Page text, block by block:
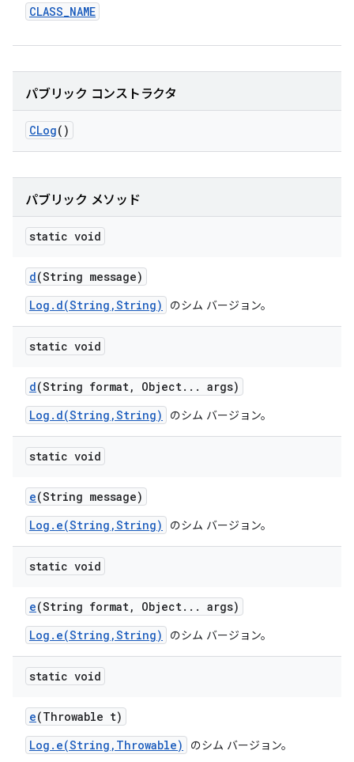
CLASS_NAME
パブリック コンストラクタ
CLog()
パブリック メソッド
static void
d(String message)
Log.d(String,String)
のシム バージョン。
static void
d(String format, Object. . . args)
Log.d(String,String)
のシム バージョン。
static void
e(String message)
Log.e(String,String)
のシム バージョン。
static void
e(String format, Object. . . args)
Log.e(String,String)
のシム バージョン。
static void
e(Throwable t)
Log.e(String,Throwable)
のシム バージョン。